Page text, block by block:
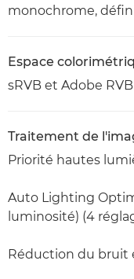
monochrome,
Espace
sRVB et Adobe RVB
Traitement de
Priorité hautes
Auto Lighting
luminosité) (4
Réduction du bruit